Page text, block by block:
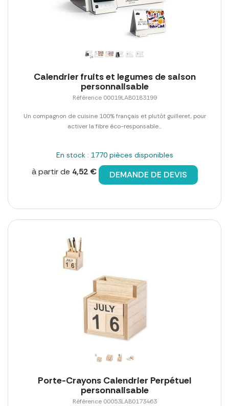
Calendrier fruits et legumes de saison
personnalisable
Référence 00019LAB0183199
Un compagnon de cuisine 100% français et plutôt guilleret, pour
activer la fibre éco-responsable...
En stock : 1770 pièces disponibles
à partir de 4,52 € DEMANDE DE DEVIS
Porte-Crayons Calendrier Perpétuel
personnalisable
Référence 00053LAB0173463